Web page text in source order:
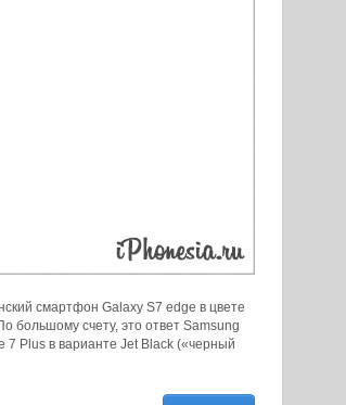
смартфон Galaxy S7 edge в цвете
большому счету, это ответ Samsung
Plus в варианте Jet Black («черный